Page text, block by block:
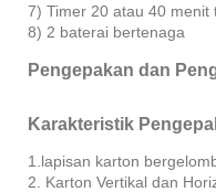
7) Timer 20 atau 40 menit
8) 2 baterai bertenaga
Pengepakan dan
Karakteristik
1.lapisan karton
2. Karton Vertikal dan